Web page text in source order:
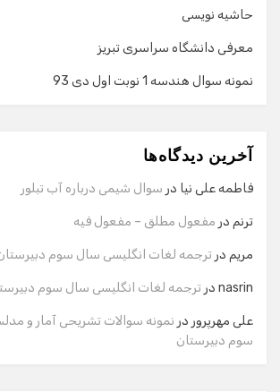
حاشیه نویسی
معرفی دانشگاه سراسری تبریز
نمونه سوال هندسه 1 نوبت اول دی 93
آخرین دیدگاه‌ها
فاطمه علی نیا در سوال شیمی درباره آب تبلور
ترنم در مفعول مطلق – مفعول فیه
مریم در ترجمه لغات انگلیسی سال سوم
nasrin در ترجمه لغات انگلیسی سال سوم
علی مهرپرور در نمونه سوالات تشریحی آمار و
سوم دبیرستان
گفت‌وگو با دستیار هوشمند
سلام! برای شروع گفت‌وگو لطفاً شماره تماس یا
وارد کنید.
ایمیل